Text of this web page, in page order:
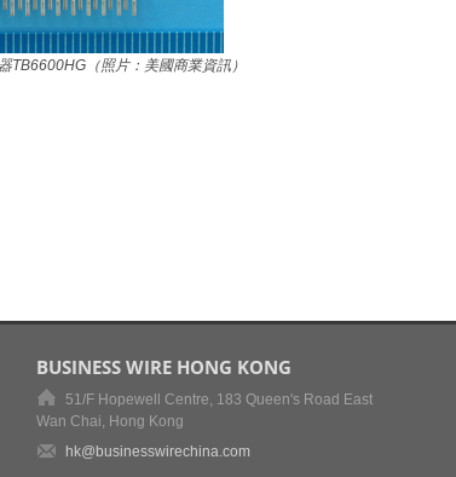
TB6600HG（照片：美國商業資訊）
BUSINESS WIRE HONG KONG
51/F Hopewell Centre, 183 Queen's Road East
Wan Chai, Hong Kong
hk@businesswirechina.com